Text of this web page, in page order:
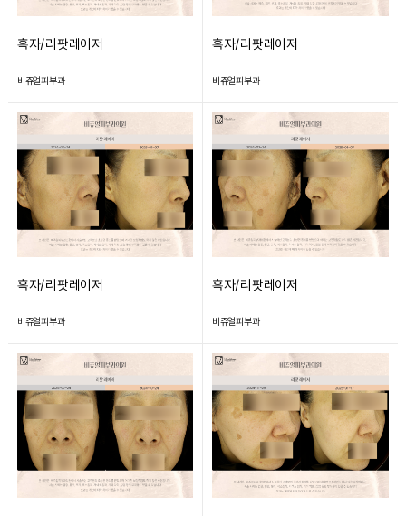
흑자/리팟레이저
비쥬얼피부과
흑자/리팟레이저
비쥬얼피부과
흑자/리팟레이저
비쥬얼피부과
흑자/리팟레이저
비쥬얼피부과